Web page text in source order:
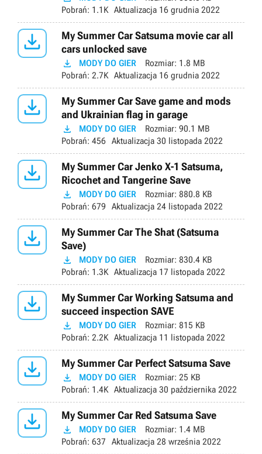
Pobrań: 1.1K Aktualizacja 16 grudnia 2022

My Summer Car Satsuma movie car all
cars unlocked save
 MODY DO GIER Rozmiar: 1.8 MB
Pobrań: 2.7K Aktualizacja 16 grudnia 2022

My Summer Car Save game and mods
and Ukrainian flag in garage
 MODY DO GIER Rozmiar: 90.1 MB
Pobrań: 456 Aktualizacja 30 listopada 2022

My Summer Car Jenko X-1 Satsuma,
Ricochet and Tangerine Save
 MODY DO GIER Rozmiar: 880.8 KB
Pobrań: 679 Aktualizacja 24 listopada 2022

My Summer Car The Shat (Satsuma
Save)
 MODY DO GIER Rozmiar: 830.4 KB
Pobrań: 1.3K Aktualizacja 17 listopada 2022

My Summer Car Working Satsuma and
succeed inspection SAVE
 MODY DO GIER Rozmiar: 815 KB
Pobrań: 2.2K Aktualizacja 11 listopada 2022
 My Summer Car Perfect Satsuma Save
 MODY DO GIER Rozmiar: 25 KB
Pobrań: 1.4K Aktualizacja 30 października 2022
 My Summer Car Red Satsuma Save
 MODY DO GIER Rozmiar: 1.4 MB
Pobrań: 637 Aktualizacja 28 września 2022